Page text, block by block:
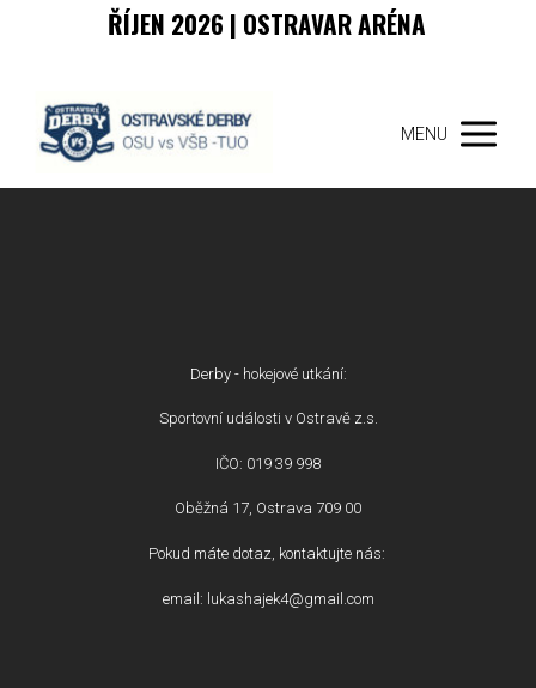
ŘÍJEN 2026 | OSTRAVAR ARÉNA
MENU
Derby - hokejové utkání:
Sportovní události v Ostravě z.s.
IČO: 019 39 998
Oběžná 17, Ostrava 709 00
Pokud máte dotaz, kontaktujte nás:
email: lukashajek4@gmail.com